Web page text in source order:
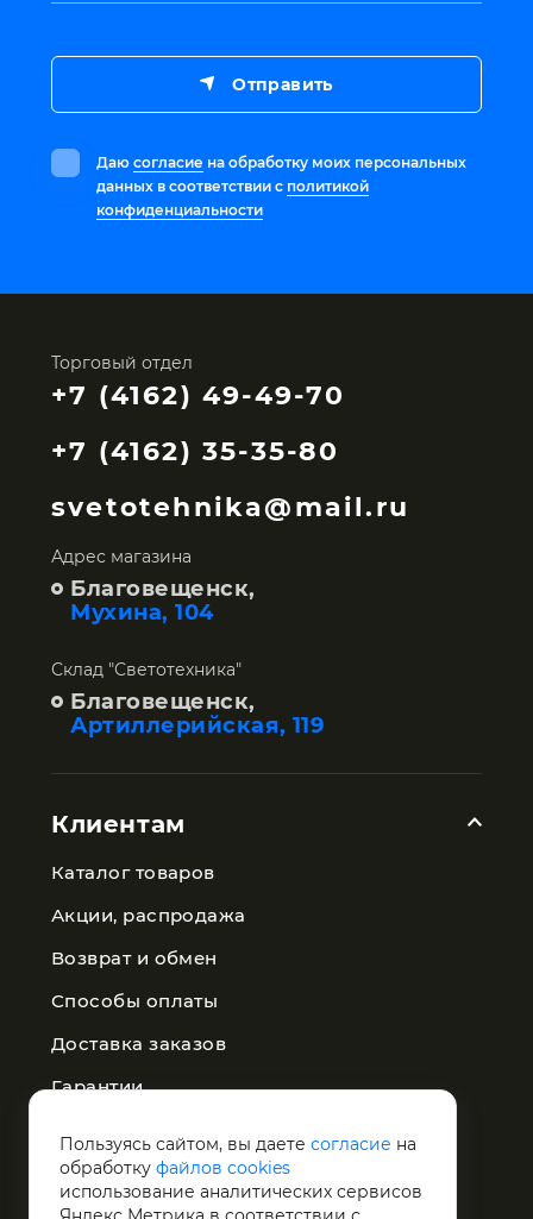
Даю согласие на обработку моих персональных
данных в соответствии с политикой
конфиденциальности
Отправить
Торговый отдел
+7 (4162) 49-49-70
+7 (4162) 35-35-80
svetotehnika@mail.ru
Адрес магазина
Благовещенск,
Мухина, 104
Склад "Светотехника"
Благовещенск,
Артиллерийская, 119
Клиентам
Каталог товаров
Акции, распродажа
Возврат и обмен
Способы оплаты
Доставка заказов
Гарантии
Политика конфиденциальности
Пользуясь сайтом, вы даете согласие на
обработку файлов cookies
использование аналитических сервисов